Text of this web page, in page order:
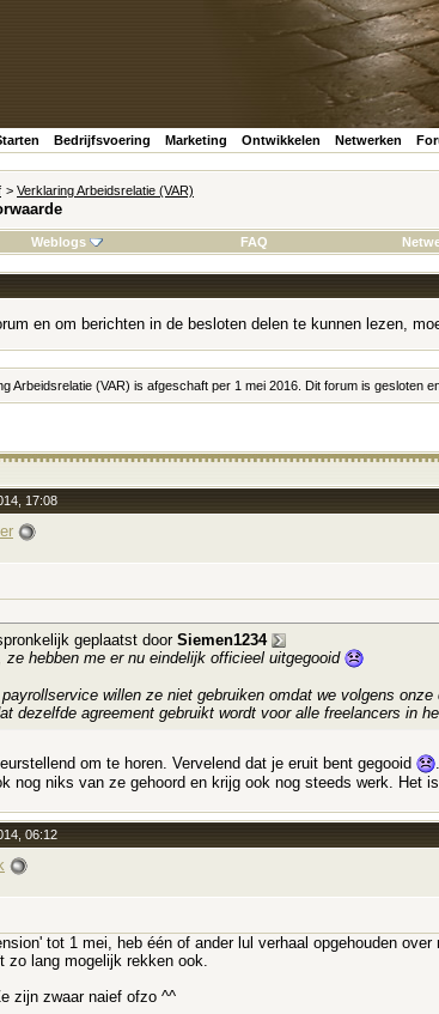
Bedrijfsvoering Marketing Ontwikkelen Netwerken
> Verklaring Arbeidsrelatie (VAR)
Weblogs FAQ
en om berichten in de besloten delen te kunnen lezen,
Arbeidsrelatie (VAR) is afgeschaft per 1 mei 2016. Dit forum is gesloten
17:08
geplaatst door Siemen1234
ze hebben me er nu eindelijk officieel uitgegooid
willen ze niet gebruiken omdat we volgens
dezelfde agreement gebruikt wordt voor alle freelancers in
om te horen. Vervelend dat je eruit bent gegooid
nog niks van ze gehoord en krijg ook nog steeds werk. Het
06:12
tot 1 mei, heb één of ander lul verhaal opgehouden
zo lang mogelijk rekken ook.
zijn zwaar naief ofzo ^^